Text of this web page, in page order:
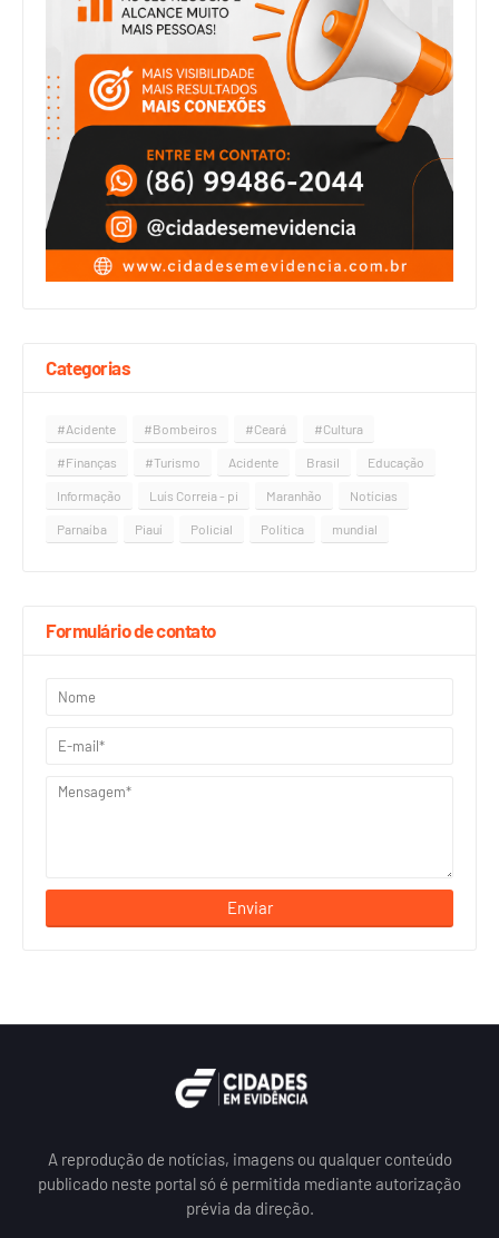
Categorias
#Acidente #Bombeiros #Ceará #Cultura
#Finanças #Turismo Acidente Brasil Educação
Informação Luís Correia - pi Maranhão Notícias
Parnaíba Piauí Policial Política mundial
Formulário de contato
A reprodução de notícias, imagens ou qualquer conteúdo
publicado neste portal só é permitida mediante autorização
prévia da direção.